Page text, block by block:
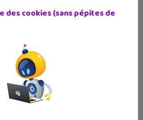
des cookies (sans pépites de